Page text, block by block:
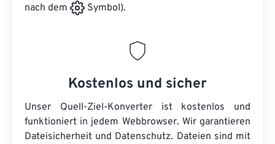
nach dem
Symbol).
Kostenlos und sicher
Unser Quell-Ziel-Konverter ist kostenlos und
funktioniert in jedem Webbrowser. Wir garantieren
Dateisicherheit und Datenschutz. Dateien sind mit